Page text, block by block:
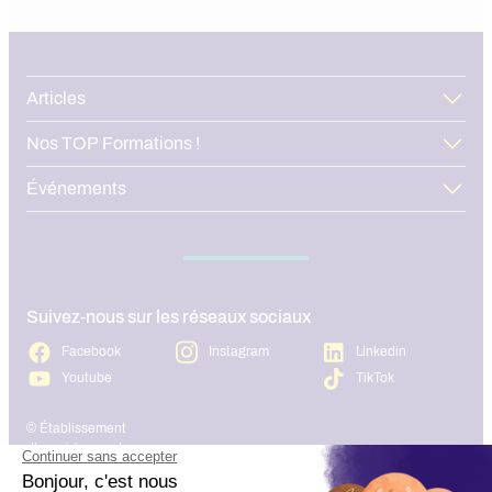
Articles
Nos TOP Formations !
Événements
Suivez-nous sur les réseaux sociaux
Facebook Instagram
Linkedin
Youtube
TikTok
© Établissement
d’enseignement
supérieur technique
privé, Association à but